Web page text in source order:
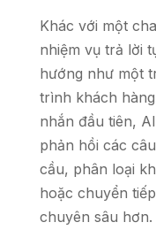
Khác với một
nhiệm vụ trả lời
hướng như một
trình khách
nhắn đầu tiên,
phản hồi các
cầu, phân loại
hoặc chuyển
chuyên sâu